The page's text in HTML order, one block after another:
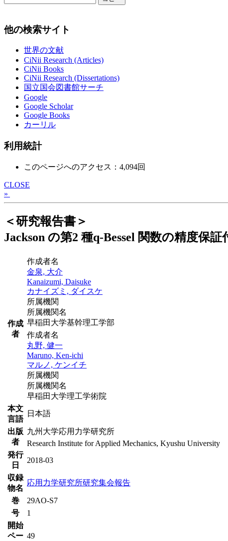
他の検索サイト
世界の文献
CiNii Research (Articles)
CiNii Books
CiNii Research (Dissertations)
国立国会図書館サーチ
Google
Google Scholar
Google Books
カーリル
利用統計
このページへのアクセス：4,094回
CLOSE
»
＜研究報告書＞
Jackson の第2 種q-Bessel 関数の精度保
作成
者
作成者名
金泉, 大介
Kanaizumi, Daisuke
カナイズミ, ダイスケ
所属機関
所属機関名
早稲田大学基幹理工学部
作成者名
丸野, 健一
Maruno, Ken-ichi
マルノ, ケンイチ
所属機関
所属機関名
早稲田大学理工学術院
本文
言語
日本語
出版
者
九州大学応用力学研究所
Research Institute for Applied Mechanics, Kyushu University
発行
日
2018-03
収録
物名
応用力学研究所研究集会報告
巻
29AO-S7
号
1
開始
ペー 49